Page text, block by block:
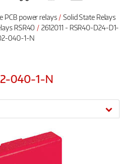
PCB power relays
Solid State Relays
RSR40
2612011 - RSR40-D24-D1-
040-1-N
040-1-N